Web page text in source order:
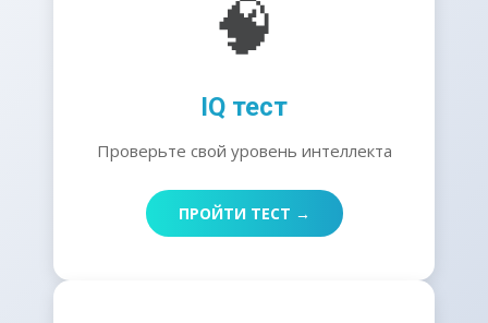
🧠
IQ тест
Проверьте свой уровень интеллекта
ПРОЙТИ ТЕСТ →